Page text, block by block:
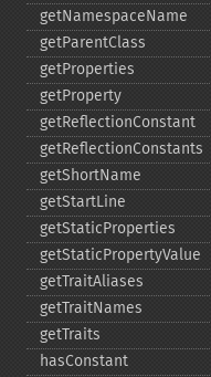
getNamespaceName
getParentClass
getProperties
getProperty
getReflectionConstant
getReflectionConstants
getShortName
getStartLine
getStaticProperties
getStaticPropertyValue
getTraitAliases
getTraitNames
getTraits
hasConstant